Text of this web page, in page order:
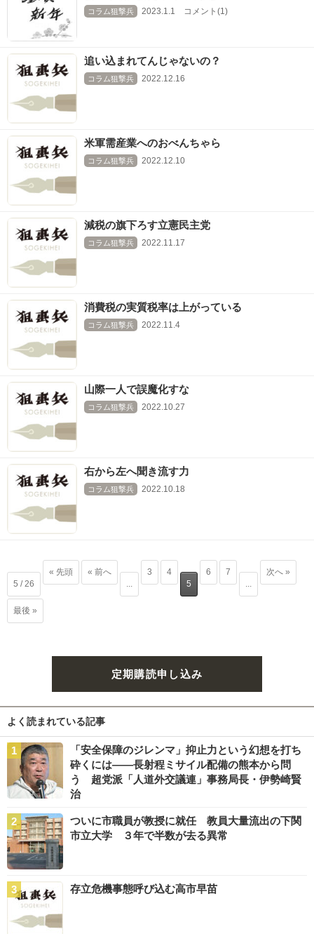
コラム狙撃兵 2023.1.1 コメント(1)
追い込まれてんじゃないの？
コラム狙撃兵 2022.12.16
米軍需産業へのおべんちゃら
コラム狙撃兵 2022.12.10
減税の旗下ろす立憲民主党
コラム狙撃兵 2022.11.17
消費税の実質税率は上がっている
コラム狙撃兵 2022.11.4
山際一人で誤魔化すな
コラム狙撃兵 2022.10.27
右から左へ聞き流す力
コラム狙撃兵 2022.10.18
5 / 26
« 先頭
« 前へ
3
4
5
6
7
次へ »
最後 »
定期購読申し込み
よく読まれている記事
「安全保障のジレンマ」抑止力という幻想を打ち
砕くには――長射程ミサイル配備の熊本から問
う 超党派「人道外交議連」事務局長・伊勢崎賢
治
ついに市職員が教授に就任 教員大量流出の下関
市立大学 ３年で半数が去る異常
存立危機事態呼び込む高市早苗